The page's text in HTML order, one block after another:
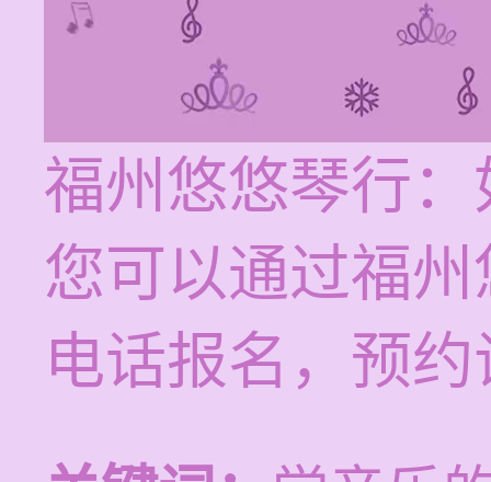
福州悠悠琴行
您可以通过福
电话报名，预